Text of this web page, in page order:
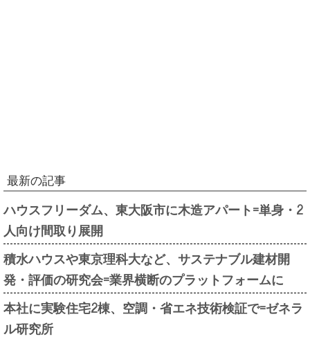
最新の記事
ハウスフリーダム、東大阪市に木造アパート=単身・2
人向け間取り展開
積水ハウスや東京理科大など、サステナブル建材開
発・評価の研究会=業界横断のプラットフォームに
本社に実験住宅2棟、空調・省エネ技術検証で=ゼネラ
ル研究所